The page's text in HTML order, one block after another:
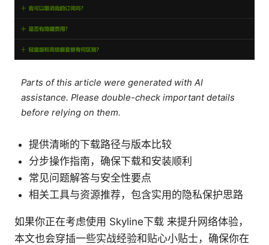
Parts of this article were generated with AI
assistance. Please double-check important details
before relying on them.
提供清晰的下载路径与版本比较
分步操作指南，确保下载和安装顺利
常见问题解答与安全性要点
相关工具与资源推荐，包含实用的隐私保护思路
如果你正在考虑使用 Skyline下载 来提升网络体验，
本文也会穿插一些实战经验和贴心小贴士，确保你在